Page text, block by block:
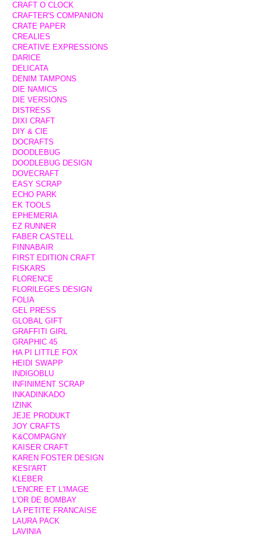
CRAFT O CLOCK
CRAFTER'S COMPANION
CRATE PAPER
CREALIES
CREATIVE EXPRESSIONS
DARICE
DELICATA
DENIM TAMPONS
DIE NAMICS
DIE VERSIONS
DISTRESS
DIXI CRAFT
DIY & CIE
DOCRAFTS
DOODLEBUG
DOODLEBUG DESIGN
DOVECRAFT
EASY SCRAP
ECHO PARK
EK TOOLS
EPHEMERIA
EZ RUNNER
FABER CASTELL
FINNABAIR
FIRST EDITION CRAFT
FISKARS
FLORENCE
FLORILEGES DESIGN
FOLIA
GEL PRESS
GLOBAL GIFT
GRAFFITI GIRL
GRAPHIC 45
HA PI LITTLE FOX
HEIDI SWAPP
INDIGOBLU
INFINIMENT SCRAP
INKADINKADO
IZINK
JEJE PRODUKT
JOY CRAFTS
K&COMPAGNY
KAISER CRAFT
KAREN FOSTER DESIGN
KESI'ART
KLEBER
L'ENCRE ET L'IMAGE
L'OR DE BOMBAY
LA PETITE FRANCAISE
LAURA PACK
LAVINIA